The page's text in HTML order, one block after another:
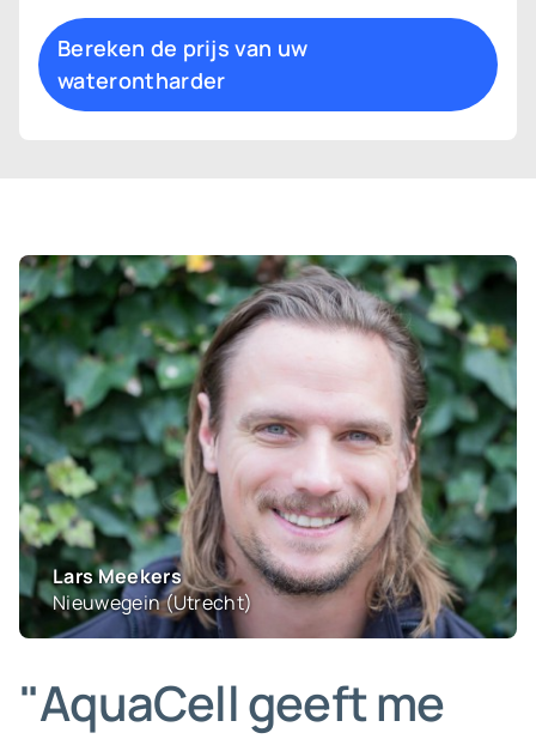
Bereken de prijs van uw
waterontharder
"AquaCell geeft me
Joris Ploegmakers
Peize (Drenthe)
Dirk en Marjo Rustenburg
Opperdoes (Noord-Holland)
Lars Meekers
Nieuwegein (Utrecht)